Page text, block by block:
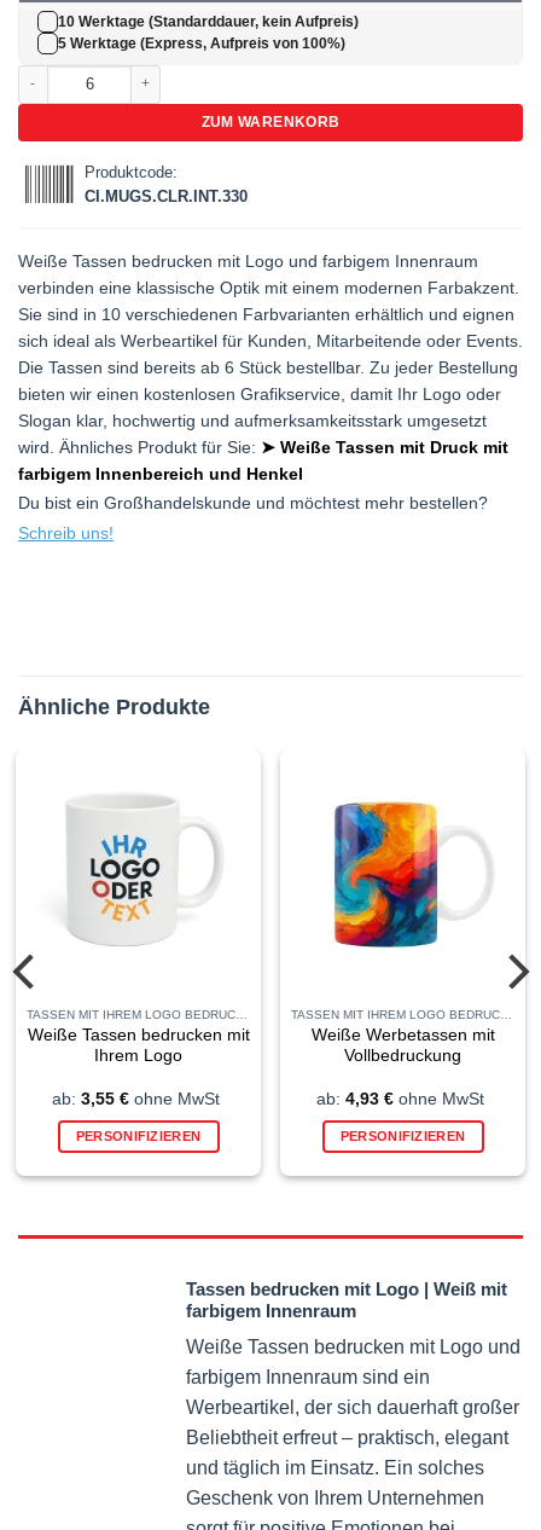
10 Werktage (Standarddauer, kein Aufpreis)
5 Werktage (Express, Aufpreis von 100%)
Tassen bedrucken mit Logo | Weiß mit farbigem Innenraum Menge
ZUM WARENKORB
Produktcode:
CI.MUGS.CLR.INT.330
Weiße Tassen bedrucken mit Logo und farbigem Innenraum
verbinden eine klassische Optik mit einem modernen Farbakzent.
Sie sind in 10 verschiedenen Farbvarianten erhältlich und eignen
sich ideal als Werbeartikel für Kunden, Mitarbeitende oder Events.
Die Tassen sind bereits ab 6 Stück bestellbar. Zu jeder Bestellung
bieten wir einen kostenlosen Grafikservice, damit Ihr Logo oder
Slogan klar, hochwertig und aufmerksamkeitsstark umgesetzt
wird. Ähnliches Produkt für Sie: ➤ Weiße Tassen mit Druck mit
farbigem Innenbereich und Henkel
Du bist ein Großhandelskunde und möchtest mehr bestellen?
Schreib uns!
Ähnliche Produkte
Weiße Tassen bedrucken mit
Ihrem Logo
ab: 3,55 € ohne MwSt
PERSONIFIZIEREN
Weiße Werbetassen mit
Vollbedruckung
ab: 4,93 € ohne MwSt
PERSONIFIZIEREN
Tassen bedrucken mit Logo | Weiß mit
farbigem Innenraum
Weiße Tassen bedrucken mit Logo und
farbigem Innenraum sind ein
Werbeartikel, der sich dauerhaft großer
Beliebtheit erfreut – praktisch, elegant
und täglich im Einsatz. Ein solches
Geschenk von Ihrem Unternehmen